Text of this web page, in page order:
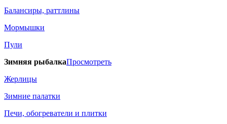
Балансиры, раттлины
Мормышки
Пули
Зимняя рыбалкаПросмотреть
Жерлицы
Зимние палатки
Печи, обогреватели и плитки